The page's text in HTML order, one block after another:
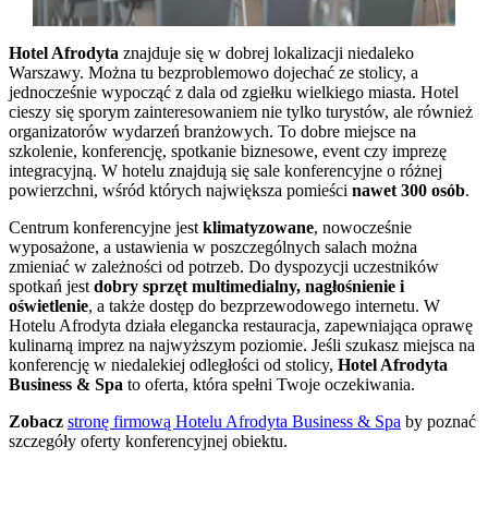
Hotel Afrodyta znajduje się w dobrej lokalizacji niedaleko
Warszawy. Można tu bezproblemowo dojechać ze stolicy, a
jednocześnie wypocząć z dala od zgiełku wielkiego miasta. Hotel
cieszy się sporym zainteresowaniem nie tylko turystów, ale również
organizatorów wydarzeń branżowych. To dobre miejsce na
szkolenie, konferencję, spotkanie biznesowe, event czy imprezę
integracyjną. W hotelu znajdują się sale konferencyjne o różnej
powierzchni, wśród których największa pomieści nawet 300 osób.
Centrum konferencyjne jest klimatyzowane, nowocześnie
wyposażone, a ustawienia w poszczególnych salach można
zmieniać w zależności od potrzeb. Do dyspozycji uczestników
spotkań jest dobry sprzęt multimedialny, nagłośnienie i
oświetlenie, a także dostęp do bezprzewodowego internetu. W
Hotelu Afrodyta działa elegancka restauracja, zapewniająca oprawę
kulinarną imprez na najwyższym poziomie. Jeśli szukasz miejsca na
konferencję w niedalekiej odległości od stolicy, Hotel Afrodyta
Business & Spa to oferta, która spełni Twoje oczekiwania.
Zobacz stronę firmową Hotelu Afrodyta Business & Spa by poznać
szczegóły oferty konferencyjnej obiektu.